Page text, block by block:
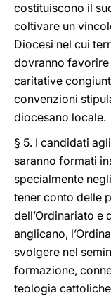
costituiscono il
coltivare un
Diocesi nel cui
dovranno
caritative
convenzioni
diocesano locale.
§ 5. I candidati
saranno formati
specialmente
tener conto delle
dell’Ordinariato
anglicano,
svolgere nel
formazione,
teologia